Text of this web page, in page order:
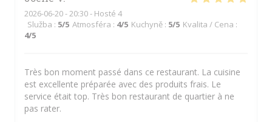
2026-06-20- 20:30 - Hosté 4
Služba : 5/5 Atmosféra : 4/5 Kuchyně : 5/5 Kvalita / Cena :
4/5
Très bon moment passé dans ce restaurant. La cuisine
est excellente préparée avec des produits frais. Le
service était top. Très bon restaurant de quartier à ne
pas rater.